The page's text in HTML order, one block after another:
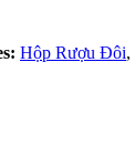
Hộp Rượu Đôi,